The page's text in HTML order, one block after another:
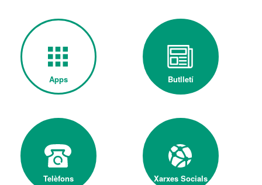
Apps Butlletí
Telèfons Xarxes Socials